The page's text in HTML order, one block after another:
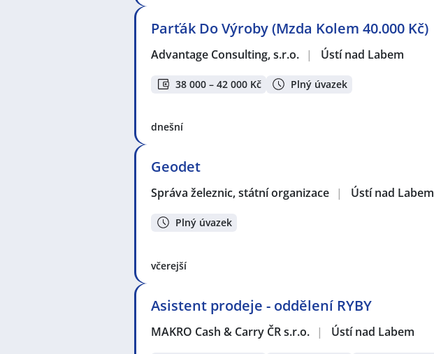
Parťák Do Výroby (Mzda Kolem 40.000 Kč)
Advantage Consulting, s.r.o. | Ústí nad Labem
38 000 – 42 000 Kč Plný úvazek
dnešní
Geodet
Správa železnic, státní organizace | Ústí nad Labem
Plný úvazek
včerejší
Asistent prodeje - oddělení RYBY
MAKRO Cash & Carry ČR s.r.o. | Ústí nad Labem